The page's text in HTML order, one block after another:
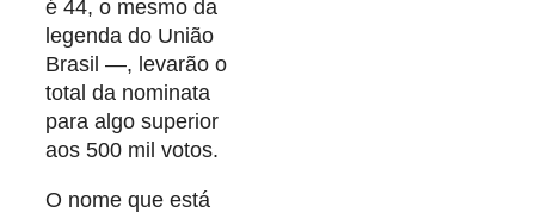
é 44, o mesmo da
legenda do União
Brasil —, levarão o
total da nominata
para algo superior
aos 500 mil votos.
O nome que está